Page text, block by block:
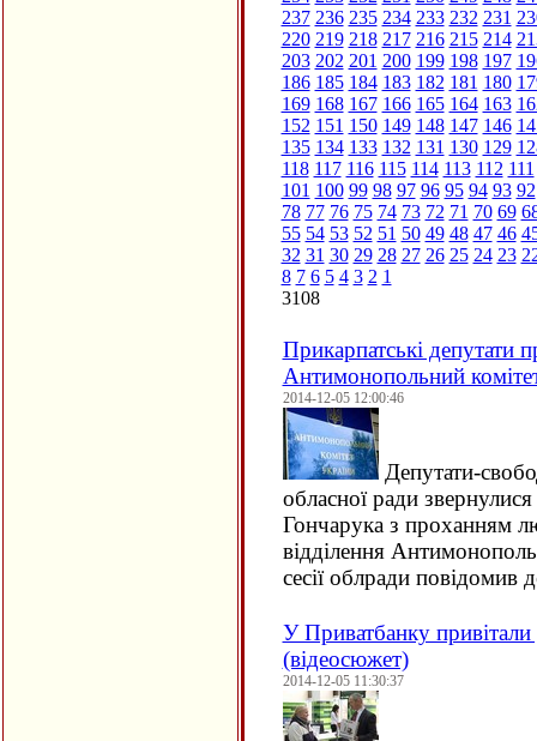
237 236 235 234 233 232 231
220 219 218 217 216 215 214
203 202 201 200 199 198 197
186 185 184 183 182 181 180
169 168 167 166 165 164 163
152 151 150 149 148 147 146
135 134 133 132 131 130 129
118 117 116 115 114 113 112 111
101 100 99 98 97 96 95 94 93 92
78 77 76 75 74 73 72 71 70 69
55 54 53 52 51 50 49 48 47 46
32 31 30 29 28 27 26 25 24 23
8 7 6 5 4 3 2 1
3108
Прикарпатські депутати
Антимонопольний
2014-12-05 12:00:46
Депутати-
обласної ради
Гончарука з проханням
відділення
сесії облради
У Приватбанку привітали
(відеосюжет)
2014-12-05 11:30:37